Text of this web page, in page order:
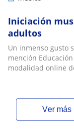
Iniciación
adultos
Un inmenso gusto
mención
modalidad online
ver más